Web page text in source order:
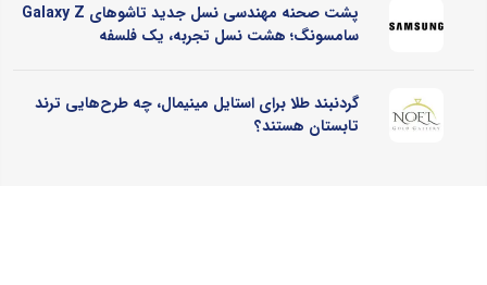
پشت صحنه مهندسی نسل جدید تاشوهای Galaxy Z
سامسونگ؛ هشت نسل تجربه، یک فلسفه
گردنبند طلا برای استایل مینیمال، چه طرح‌هایی ترند
تابستان هستند؟